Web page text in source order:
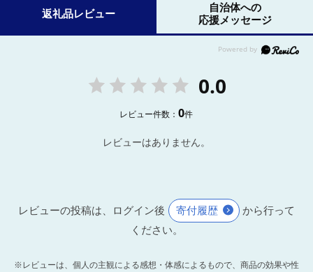
返礼品レビュー
自治体への
応援メッセージ
0.0
レビュー件数：0件
レビューはありません。
レビューの投稿は、ログイン後 寄付履歴
から行って
ください。
※レビューは、個人の主観による感想・体感によるもので、商品の効果や性